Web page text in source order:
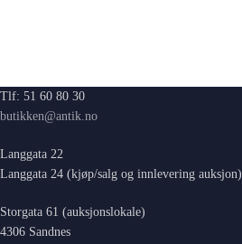
Tlf: 51 60 80 30
butikken@antik.no
Langgata 22
Langgata 24 (kjøp/salg og innlevering auksjon)
Storgata 61 (auksjonslokale)
4306 Sandnes